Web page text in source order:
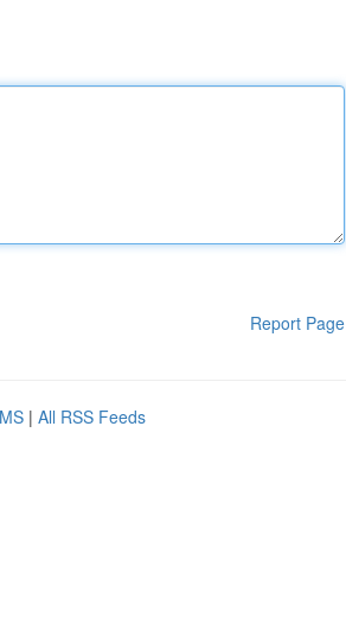
Report Page
| All RSS Feeds